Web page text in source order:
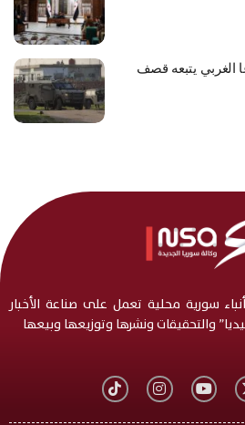
الغربي يتبعه قصف
سورية محلية تعمل على صناعة الأخبار
والتحقيقات ونشرها وتوزيعها وبيعها